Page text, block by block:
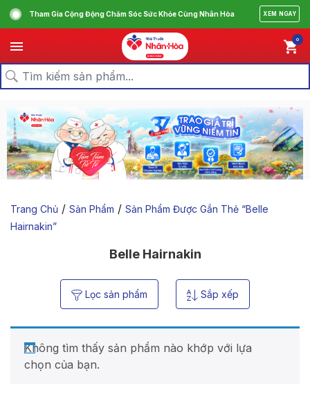
Tham Gia Cộng Động Chăm Sóc Sức Khỏe Cùng Nhân Hòa XEM NGAY
0
Trang Chủ / Sản Phẩm / Sản Phẩm Được Gắn Thẻ “belle
Hairnakin”
Belle Hairnakin
Lọc sản phẩm Sắp xếp
Không tìm thấy sản phẩm nào khớp với lựa
chọn của bạn.